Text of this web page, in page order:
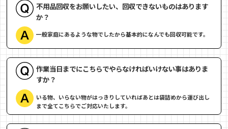
不用品回収をお願いしたい、回収できないものはあります
か？
一般家庭にあるような物でしたから基本的になんでも回収可能です。
作業当日までにこちらでやらなければいけない事はありま
すか？
いる物、いらない物がはっきりしていればあとは袋詰めから運び出し
まで全てこちらでご対応いたします。